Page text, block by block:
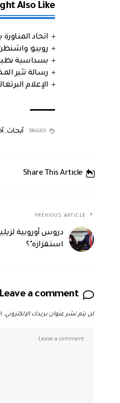
Also Like
اتحاد المناورة
روبيو:
بسداسية
رسالة تثير
الإعلام
TAGGED: أبحاث,
Share This Article
PREVIOUS ARTICLE
دروس أوروبية
استفزازه"؟
Leave a comment
لن يتم نشر عنوان بريدك الإلكتروني.